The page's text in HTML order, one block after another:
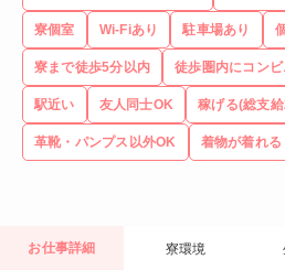
寮個室 Wi-Fiあり 駐車場あり
寮まで徒歩5分以内 徒歩圏内にコンビ
駅近い 友人同士OK 稼げる(総支
革靴・パンプス以外OK 着物が着れる
お仕事詳細 寮環境